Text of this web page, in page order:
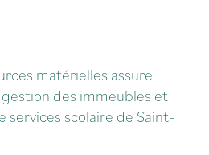
matérielles assure
des immeubles et
scolaire de Saint-